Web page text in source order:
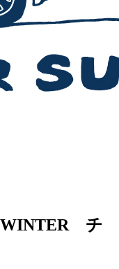
WINTER チ